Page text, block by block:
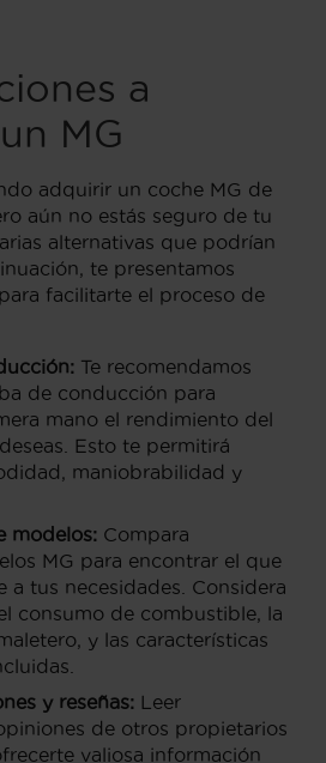
a
MG
adquirir un coche MG de
aún no estás seguro de tu
alternativas que podrían
te presentamos
facilitarte el proceso de
Te recomendamos
de conducción para
mano el rendimiento del
Esto te permitirá
maniobrabilidad y
modelos: Compara
MG para encontrar el que
a tus necesidades. Considera
consumo de combustible, la
y las características
y reseñas: Leer
de otros propietarios
valiosa información